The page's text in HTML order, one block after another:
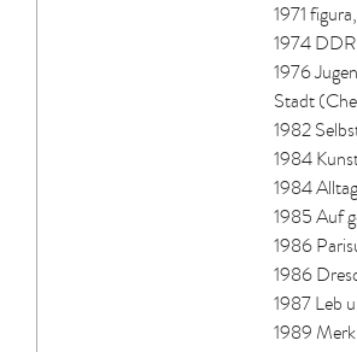
1971
1974
1976
Stadt
1982
1984
1984
1985 Auf
1986
1986
1987 Leb
1989